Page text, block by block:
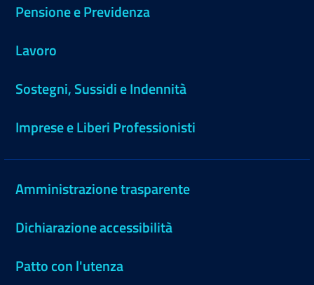
Pensione e Previdenza
Lavoro
Sostegni, Sussidi e Indennità
Imprese e Liberi Professionisti
Amministrazione trasparente
Dichiarazione accessibilità
Patto con l'utenza